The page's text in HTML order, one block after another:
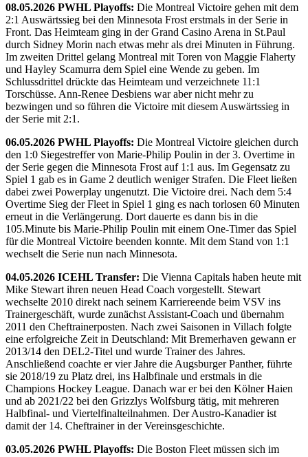
08.05.2026 PWHL Playoffs: Die Montreal Victoire gehen mit dem
2:1 Auswärtssieg bei den Minnesota Frost erstmals in der Serie in
Front. Das Heimteam ging in der Grand Casino Arena in St.Paul
durch Sidney Morin nach etwas mehr als drei Minuten in Führung.
Im zweiten Drittel gelang Montreal mit Toren von Maggie Flaherty
und Hayley Scamurra dem Spiel eine Wende zu geben. Im
Schlussdrittel drückte das Heimteam und verzeichnete 11:1
Torschüsse. Ann-Renee Desbiens war aber nicht mehr zu
bezwingen und so führen die Victoire mit diesem Auswärtssieg in
der Serie mit 2:1.
06.05.2026 PWHL Playoffs: Die Montreal Victoire gleichen durch
den 1:0 Siegestreffer von Marie-Philip Poulin in der 3. Overtime in
der Serie gegen die Minnesota Frost auf 1:1 aus. Im Gegensatz zu
Spiel 1 gab es in Game 2 deutlich weniger Strafen. Die Fleet ließen
dabei zwei Powerplay ungenutzt. Die Victoire drei. Nach dem 5:4
Overtime Sieg der Fleet in Spiel 1 ging es nach torlosen 60 Minuten
erneut in die Verlängerung. Dort dauerte es dann bis in die
105.Minute bis Marie-Philip Poulin mit einem One-Timer das Spiel
für die Montreal Victoire beenden konnte. Mit dem Stand von 1:1
wechselt die Serie nun nach Minnesota.
04.05.2026 ICEHL Transfer: Die Vienna Capitals haben heute mit
Mike Stewart ihren neuen Head Coach vorgestellt. Stewart
wechselte 2010 direkt nach seinem Karriereende beim VSV ins
Trainergeschäft, wurde zunächst Assistant-Coach und übernahm
2011 den Cheftrainerposten. Nach zwei Saisonen in Villach folgte
eine erfolgreiche Zeit in Deutschland: Mit Bremerhaven gewann er
2013/14 den DEL2-Titel und wurde Trainer des Jahres.
Anschließend coachte er vier Jahre die Augsburger Panther, führte
sie 2018/19 zu Platz drei, ins Halbfinale und erstmals in die
Champions Hockey League. Danach war er bei den Kölner Haien
und ab 2021/22 bei den Grizzlys Wolfsburg tätig, mit mehreren
Halbfinal- und Viertelfinalteilnahmen. Der Austro-Kanadier ist
damit der 14. Cheftrainer in der Vereinsgeschichte.
03.05.2026 PWHL Playoffs: Die Boston Fleet müssen sich im